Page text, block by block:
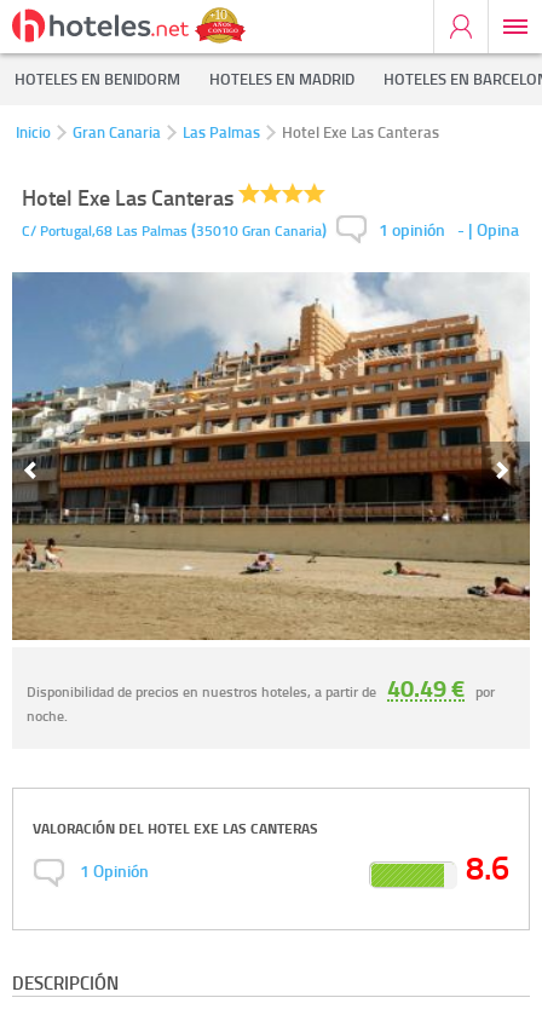
HOTELES EN BENIDORM HOTELES EN MADRID HOTELES EN
Inicio Gran Canaria Las Palmas Hotel Exe Las Canteras
Hotel Exe Las Canteras
C/ Portugal,68 Las Palmas (35010Gran Canaria) 1 opinión - | Opina
Disponibilidad de precios en nuestros hoteles, a partir de 40.49 € por
noche.
VALORACIÓN DEL HOTEL EXE LAS CANTERAS
1 Opinión 8.6
DESCRIPCIÓN